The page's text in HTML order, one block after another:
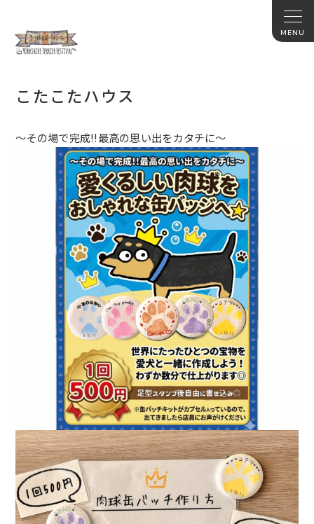
こたこたハウス
～その場で完成!!最高の思い出をカタチに～